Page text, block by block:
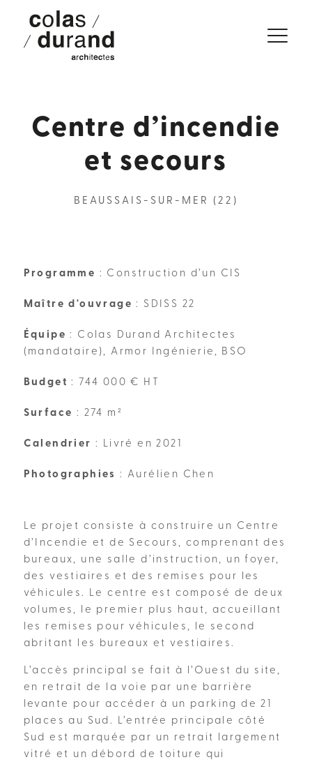
Centre d’incendie
et secours
BEAUSSAIS-SUR-MER (22)
Programme : Construction d’un CIS
Maître d'ouvrage : SDISS 22
Équipe : Colas Durand Architectes
(mandataire), Armor Ingénierie, BSO
Budget : 744 000 € HT
Surface : 274 m²
Calendrier : Livré en 2021
Photographies : Aurélien Chen
Le projet consiste à construire un Centre
d’Incendie et de Secours, comprenant des
bureaux, une salle d’instruction, un foyer,
des vestiaires et des remises pour les
véhicules. Le centre est composé de deux
volumes, le premier plus haut, accueillant
les remises pour véhicules, le second
abritant les bureaux et vestiaires.
L’accès principal se fait à l’Ouest du site,
en retrait de la voie par une barrière
levante pour accéder à un parking de 21
places au Sud. L’entrée principale côté
Sud est marquée par un retrait largement
vitré et un débord de toiture qui